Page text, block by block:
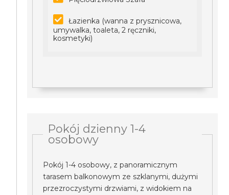
Łazienka (wanna z prysznicowa,
umywalka, toaleta, 2 ręczniki,
kosmetyki)
Pokój dzienny 1-4
osobowy
Pokój 1-4 osobowy, z panoramicznym
tarasem balkonowym ze szklanymi, dużymi
przezroczystymi drzwiami, z widokiem na